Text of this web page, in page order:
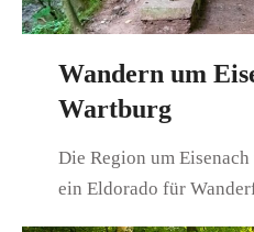
Wandern um
Wartburg
Die Region um
ein Eldorado für